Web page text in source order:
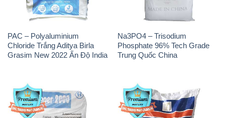
PAC – Polyaluminium
Chloride Trắng Aditya Birla
Grasim New 2022 Ấn Độ India
Na3PO4 – Trisodium
Phosphate 96% Tech Grade
Trung Quốc China